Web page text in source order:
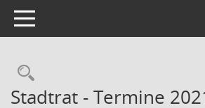
Toggle navigation
Rechercheauswahl
Stadtrat - Termine